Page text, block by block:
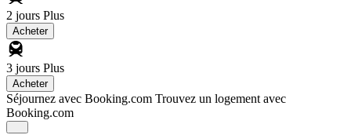
2 jours Plus
Acheter
3 jours Plus
Acheter
Séjournez avec Booking.com Trouvez un logement avec
Booking.com